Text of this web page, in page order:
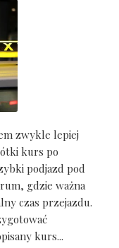
zwykle lepiej
kurs po
podjazd pod
gdzie ważna
czas przejazdu.
kurs...